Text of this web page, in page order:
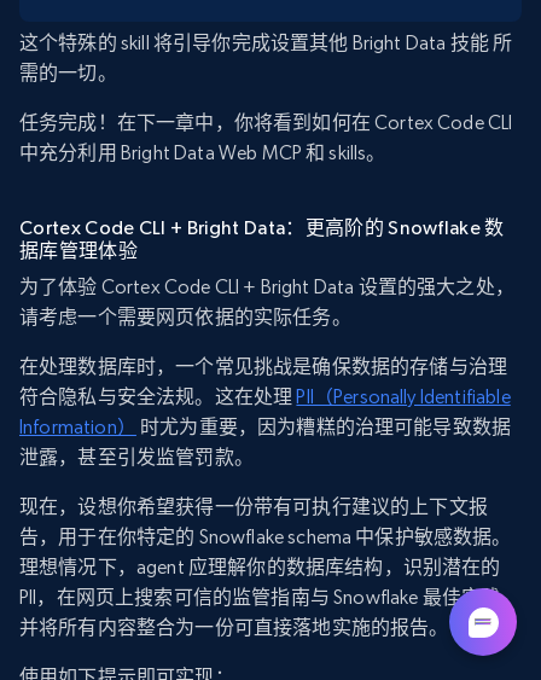
这个特殊的 skill 将引导你完成设置其他 Bright Data 技能 所
需的一切。
任务完成！在下一章中，你将看到如何在 Cortex Code CLI
中充分利用 Bright Data Web MCP 和 skills。
Cortex Code CLI + Bright Data：更高阶的 Snowflake 数
据库管理体验
为了体验 Cortex Code CLI + Bright Data 设置的强大之处，
请考虑一个需要网页依据的实际任务。
在处理数据库时，一个常见挑战是确保数据的存储与治理
符合隐私与安全法规。这在处理PII（Personally Identifiable
Information）
时尤为重要，因为糟糕的治理可能导致数据
泄露，甚至引发监管罚款。
现在，设想你希望获得一份带有可执行建议的上下文报
告，用于在你特定的 Snowflake schema 中保护敏感数据。
理想情况下，agent 应理解你的数据库结构，识别潜在的
PII，在网页上搜索可信的监管指南与 Snowflake 最佳实践，
并将所有内容整合为一份可直接落地实施的报告。